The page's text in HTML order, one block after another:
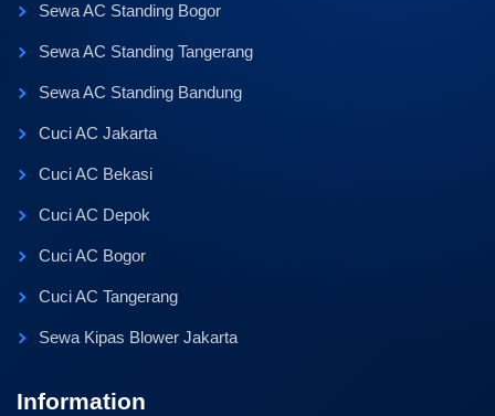
Sewa AC Standing Bogor
Sewa AC Standing Tangerang
Sewa AC Standing Bandung
Cuci AC Jakarta
Cuci AC Bekasi
Cuci AC Depok
Cuci AC Bogor
Cuci AC Tangerang
Sewa Kipas Blower Jakarta
Information